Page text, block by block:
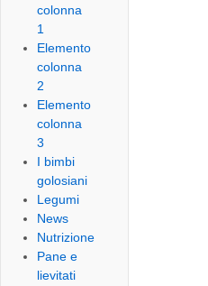
colonna
1
Elemento
colonna
2
Elemento
colonna
3
I bimbi
golosiani
Legumi
News
Nutrizione
Pane e
lievitati